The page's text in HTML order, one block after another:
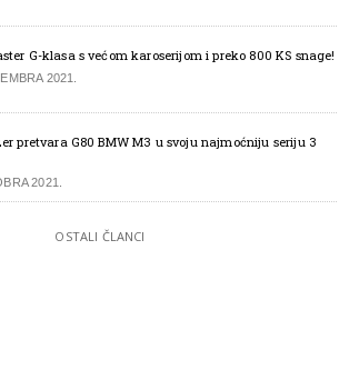
G-klasa s većom karoserijom i preko 800 KS snage!
2021.
pretvara G80 BMW M3 u svoju najmoćniju seriju 3
2021.
OSTALI ČLANCI